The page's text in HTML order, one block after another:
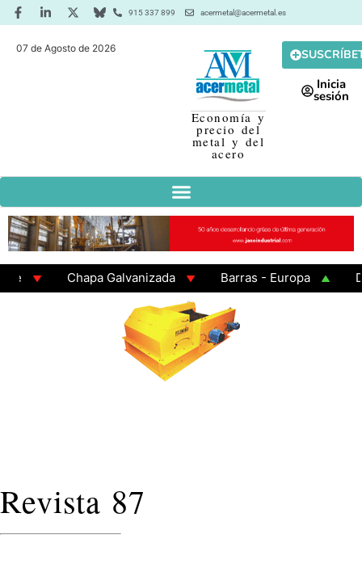
915 337 899 acermetal@acermetal.es
07 de Agosto de 2026
Economía y
precio del
metal y del
acero
Inicia
sesión
Chapa Galvanizada Barras - Europa
GAMA 3 - Cuadrados 200x200x8
Revista 87